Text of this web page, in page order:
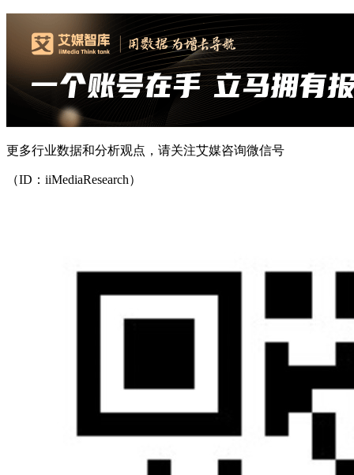
更多行业数据和分析观点，请关注艾媒咨询微信号
（ID：iiMediaResearch）